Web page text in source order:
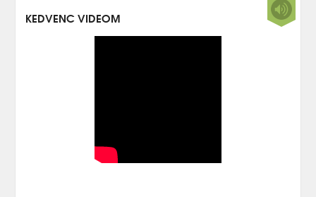
KEDVENC VIDEOM